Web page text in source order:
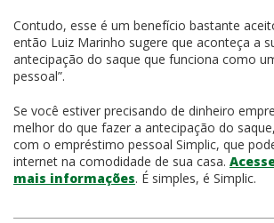
Contudo, esse é um benefício bastante
então Luiz Marinho sugere que aconteça a
antecipação do saque que funciona como
pessoal”.
Se você estiver precisando de dinheiro
melhor do que fazer a antecipação do
com o empréstimo pessoal Simplic, que
internet na comodidade de sua casa.
mais informações. É simples, é Simplic.